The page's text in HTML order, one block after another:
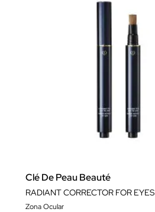
Clé De Peau Beauté
RADIANT CORRECTOR FOR EYES
Zona Ocular